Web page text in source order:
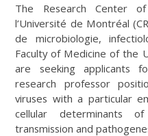
The Research Center
l’Université de Montréal
de microbiologie,
Faculty of Medicine of the
are seeking applicants
research professor
viruses with a particular
cellular determinants
transmission and